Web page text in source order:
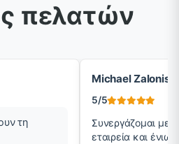
πελατών
τη
Michael Zalonis
5/5
Συνεργάζομαι με
εταιρεία και